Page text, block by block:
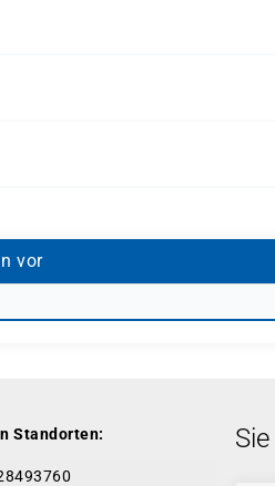
in
in Google Cloud
und eignet sich als
vor
Standorten: